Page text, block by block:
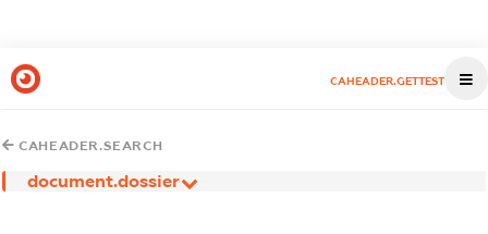
CAHEADER.GETTEST
CAHEADER.SEARCH
document.dossier